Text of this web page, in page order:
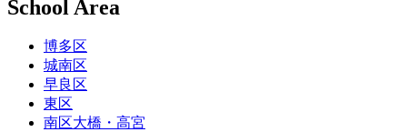
School Area
博多区
城南区
早良区
東区
南区大橋・高宮